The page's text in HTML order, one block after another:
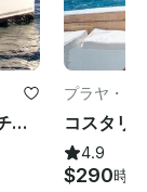
コスタリカのプラヤフラミンゴでのチャーター40フィートカタマラン
プラヤ・フ
4.9
$290時間